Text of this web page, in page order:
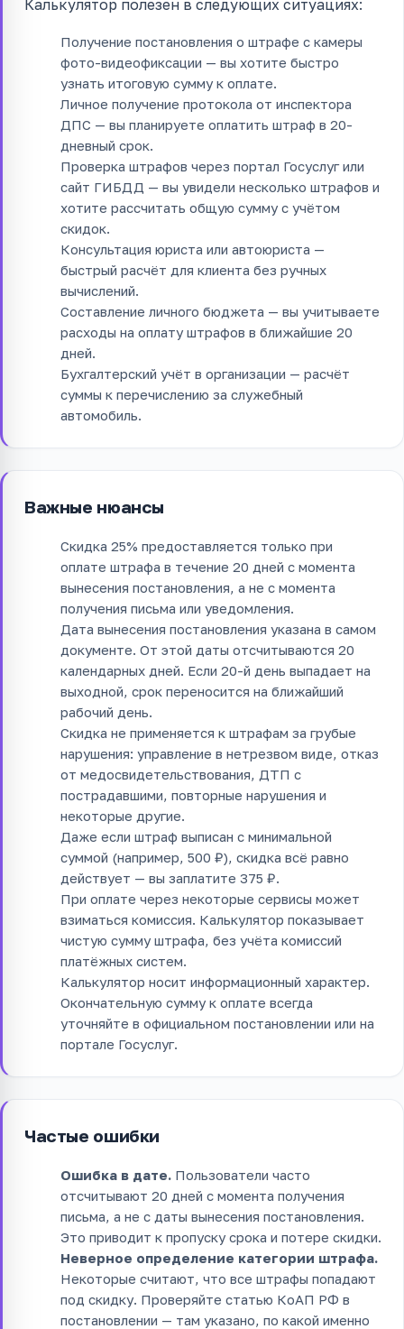
Калькулятор полезен в следующих ситуациях:
Получение постановления о штрафе с камеры
фото-видеофиксации — вы хотите быстро
узнать итоговую сумму к оплате.
Личное получение протокола от инспектора
ДПС — вы планируете оплатить штраф в 20-
дневный срок.
Проверка штрафов через портал Госуслуг или
сайт ГИБДД — вы увидели несколько штрафов и
хотите рассчитать общую сумму с учётом
скидок.
Консультация юриста или автоюриста —
быстрый расчёт для клиента без ручных
вычислений.
Составление личного бюджета — вы учитываете
расходы на оплату штрафов в ближайшие 20
дней.
Бухгалтерский учёт в организации — расчёт
суммы к перечислению за служебный
автомобиль.
Важные нюансы
Скидка 25% предоставляется только при
оплате штрафа в течение 20 дней с момента
вынесения постановления, а не с момента
получения письма или уведомления.
Дата вынесения постановления указана в самом
документе. От этой даты отсчитываются 20
календарных дней. Если 20-й день выпадает на
выходной, срок переносится на ближайший
рабочий день.
Скидка не применяется к штрафам за грубые
нарушения: управление в нетрезвом виде, отказ
от медосвидетельствования, ДТП с
пострадавшими, повторные нарушения и
некоторые другие.
Даже если штраф выписан с минимальной
суммой (например, 500 ₽), скидка всё равно
действует — вы заплатите 375 ₽.
При оплате через некоторые сервисы может
взиматься комиссия. Калькулятор показывает
чистую сумму штрафа, без учёта комиссий
платёжных систем.
Калькулятор носит информационный характер.
Окончательную сумму к оплате всегда
уточняйте в официальном постановлении или на
портале Госуслуг.
Частые ошибки
Ошибка в дате. Пользователи часто
отсчитывают 20 дней с момента получения
письма, а не с даты вынесения постановления.
Это приводит к пропуску срока и потере скидки.
Неверное определение категории штрафа.
Некоторые считают, что все штрафы попадают
под скидку. Проверяйте статью КоАП РФ в
постановлении — там указано, по какой именно